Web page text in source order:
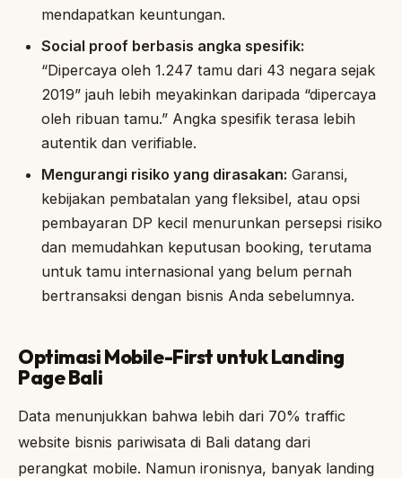
mendapatkan keuntungan.
Social proof berbasis angka spesifik:
“Dipercaya oleh 1.247 tamu dari 43 negara sejak
2019” jauh lebih meyakinkan daripada “dipercaya
oleh ribuan tamu.” Angka spesifik terasa lebih
autentik dan verifiable.
Mengurangi risiko yang dirasakan: Garansi,
kebijakan pembatalan yang fleksibel, atau opsi
pembayaran DP kecil menurunkan persepsi risiko
dan memudahkan keputusan booking, terutama
untuk tamu internasional yang belum pernah
bertransaksi dengan bisnis Anda sebelumnya.
Optimasi Mobile-First untuk Landing
Page Bali
Data menunjukkan bahwa lebih dari 70% traffic
website bisnis pariwisata di Bali datang dari
perangkat mobile. Namun ironisnya, banyak landing